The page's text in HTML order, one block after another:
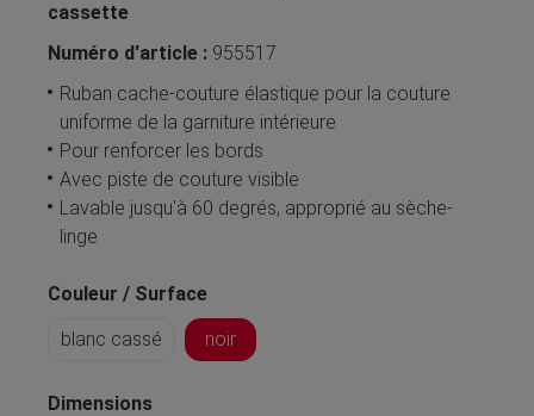
cassette
Numéro d'article : 955517
Ruban cache-couture élastique pour la couture
uniforme de la garniture intérieure
Pour renforcer les bords
Avec piste de couture visible
Lavable jusqu'à 60 degrés, approprié au sèche-
linge
Couleur / Surface
blanc cassé
noir
Dimensions